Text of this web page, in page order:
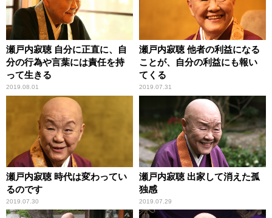
瀬戸内寂聴 自分に正直に、自
分の行為や言葉には責任を持
って生きる
2019.08.01
瀬戸内寂聴 他者の利益になる
ことが、自分の利益にも報い
てくる
2019.07.31
瀬戸内寂聴 時代は変わってい
るのです
2019.07.30
瀬戸内寂聴 出家して消えた孤
独感
2019.07.29